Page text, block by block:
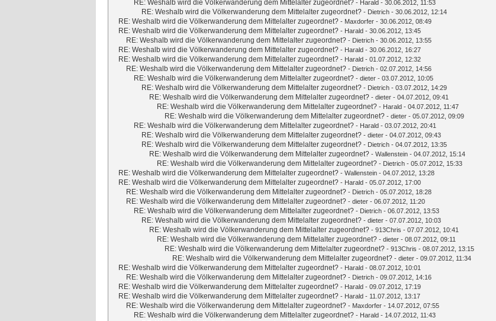
RE: Weshalb wird die Völkerwanderung dem Mittelalter zugeordnet? - Harald - 30.06.2012, 11:53
RE: Weshalb wird die Völkerwanderung dem Mittelalter zugeordnet? - Dietrich - 30.06.2012, 12:14
RE: Weshalb wird die Völkerwanderung dem Mittelalter zugeordnet? - Maxdorfer - 30.06.2012, 08:49
RE: Weshalb wird die Völkerwanderung dem Mittelalter zugeordnet? - Harald - 30.06.2012, 13:45
RE: Weshalb wird die Völkerwanderung dem Mittelalter zugeordnet? - Dietrich - 30.06.2012, 13:55
RE: Weshalb wird die Völkerwanderung dem Mittelalter zugeordnet? - Harald - 30.06.2012, 16:27
RE: Weshalb wird die Völkerwanderung dem Mittelalter zugeordnet? - Harald - 01.07.2012, 12:32
RE: Weshalb wird die Völkerwanderung dem Mittelalter zugeordnet? - Dietrich - 02.07.2012, 14:56
RE: Weshalb wird die Völkerwanderung dem Mittelalter zugeordnet? - dieter - 03.07.2012, 10:05
RE: Weshalb wird die Völkerwanderung dem Mittelalter zugeordnet? - Dietrich - 03.07.2012, 14:29
RE: Weshalb wird die Völkerwanderung dem Mittelalter zugeordnet? - dieter - 04.07.2012, 09:41
RE: Weshalb wird die Völkerwanderung dem Mittelalter zugeordnet? - Harald - 04.07.2012, 11:47
RE: Weshalb wird die Völkerwanderung dem Mittelalter zugeordnet? - dieter - 05.07.2012, 09:09
RE: Weshalb wird die Völkerwanderung dem Mittelalter zugeordnet? - Harald - 03.07.2012, 20:41
RE: Weshalb wird die Völkerwanderung dem Mittelalter zugeordnet? - dieter - 04.07.2012, 09:43
RE: Weshalb wird die Völkerwanderung dem Mittelalter zugeordnet? - Dietrich - 04.07.2012, 13:35
RE: Weshalb wird die Völkerwanderung dem Mittelalter zugeordnet? - Wallenstein - 04.07.2012, 15:14
RE: Weshalb wird die Völkerwanderung dem Mittelalter zugeordnet? - Dietrich - 05.07.2012, 15:33
RE: Weshalb wird die Völkerwanderung dem Mittelalter zugeordnet? - Wallenstein - 04.07.2012, 13:28
RE: Weshalb wird die Völkerwanderung dem Mittelalter zugeordnet? - Harald - 05.07.2012, 17:00
RE: Weshalb wird die Völkerwanderung dem Mittelalter zugeordnet? - Dietrich - 05.07.2012, 18:28
RE: Weshalb wird die Völkerwanderung dem Mittelalter zugeordnet? - dieter - 06.07.2012, 11:20
RE: Weshalb wird die Völkerwanderung dem Mittelalter zugeordnet? - Dietrich - 06.07.2012, 13:53
RE: Weshalb wird die Völkerwanderung dem Mittelalter zugeordnet? - dieter - 07.07.2012, 10:03
RE: Weshalb wird die Völkerwanderung dem Mittelalter zugeordnet? - 913Chris - 07.07.2012, 10:41
RE: Weshalb wird die Völkerwanderung dem Mittelalter zugeordnet? - dieter - 08.07.2012, 09:11
RE: Weshalb wird die Völkerwanderung dem Mittelalter zugeordnet? - 913Chris - 08.07.2012, 13:15
RE: Weshalb wird die Völkerwanderung dem Mittelalter zugeordnet? - dieter - 09.07.2012, 11:34
RE: Weshalb wird die Völkerwanderung dem Mittelalter zugeordnet? - Harald - 08.07.2012, 10:01
RE: Weshalb wird die Völkerwanderung dem Mittelalter zugeordnet? - Dietrich - 09.07.2012, 14:16
RE: Weshalb wird die Völkerwanderung dem Mittelalter zugeordnet? - Harald - 09.07.2012, 17:19
RE: Weshalb wird die Völkerwanderung dem Mittelalter zugeordnet? - Harald - 11.07.2012, 13:17
RE: Weshalb wird die Völkerwanderung dem Mittelalter zugeordnet? - Maxdorfer - 14.07.2012, 07:55
RE: Weshalb wird die Völkerwanderung dem Mittelalter zugeordnet? - Harald - 14.07.2012, 11:43